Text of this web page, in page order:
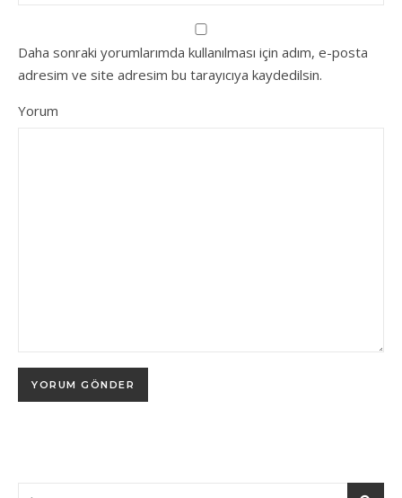
Daha sonraki yorumlarımda kullanılması için adım, e-posta
adresim ve site adresim bu tarayıcıya kaydedilsin.
Yorum